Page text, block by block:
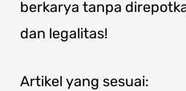
berkarya tanpa
dan legalitas!
Artikel yang sesuai: